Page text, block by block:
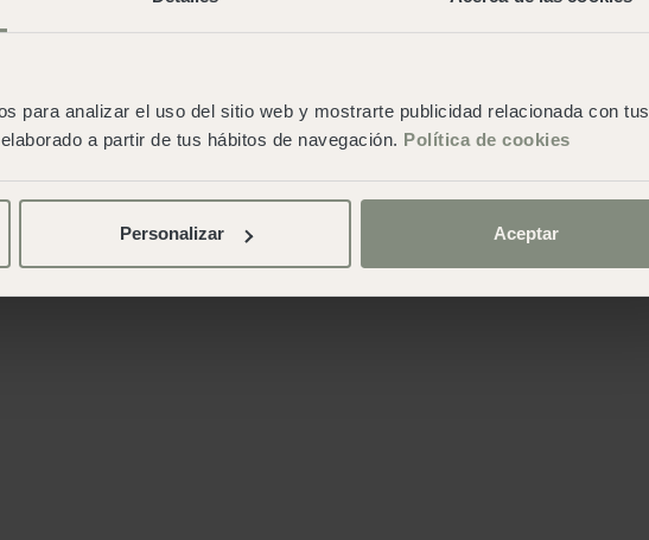
para analizar el uso del sitio web y mostrarte publicidad relacionada con tus
a partir de tus hábitos de navegación. Política de cookies
Personalizar Aceptar